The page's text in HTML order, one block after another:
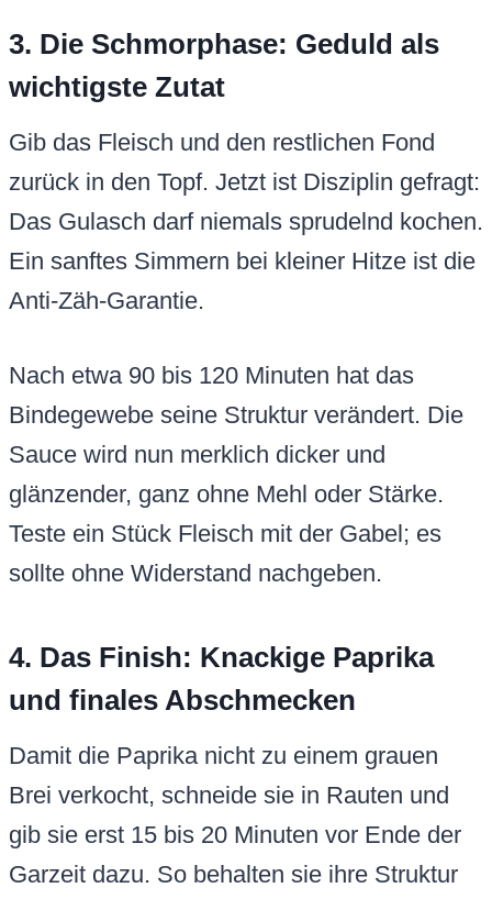
3. Die Schmorphase: Geduld als
wichtigste Zutat
Gib das Fleisch und den restlichen Fond
zurück in den Topf. Jetzt ist Disziplin gefragt:
Das Gulasch darf niemals sprudelnd kochen.
Ein sanftes Simmern bei kleiner Hitze ist die
Anti-Zäh-Garantie.
Nach etwa 90 bis 120 Minuten hat das
Bindegewebe seine Struktur verändert. Die
Sauce wird nun merklich dicker und
glänzender, ganz ohne Mehl oder Stärke.
Teste ein Stück Fleisch mit der Gabel; es
sollte ohne Widerstand nachgeben.
4. Das Finish: Knackige Paprika
und finales Abschmecken
Damit die Paprika nicht zu einem grauen
Brei verkocht, schneide sie in Rauten und
gib sie erst 15 bis 20 Minuten vor Ende der
Garzeit dazu. So behalten sie ihre Struktur